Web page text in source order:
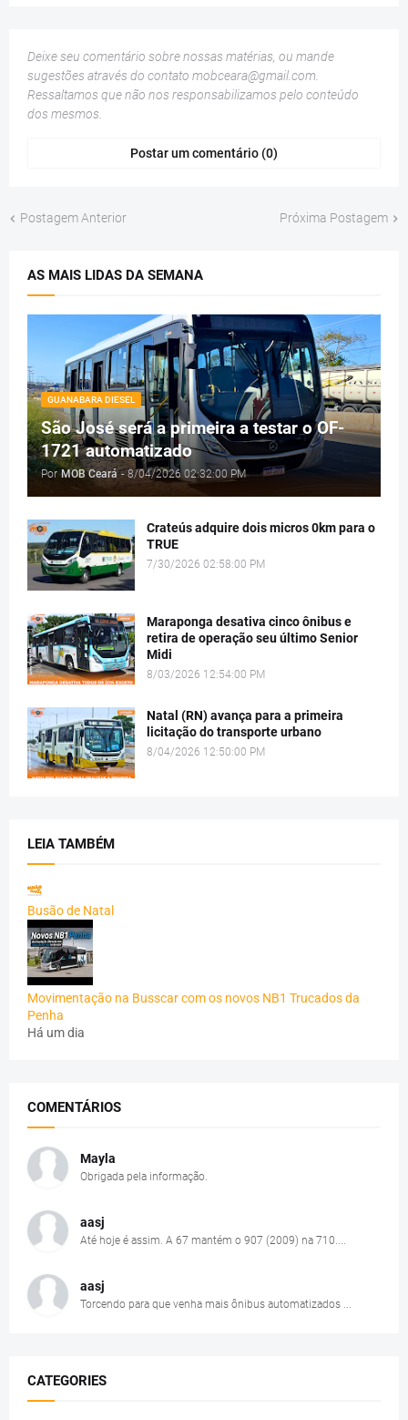
Deixe seu comentário sobre nossas matérias, ou mande
sugestões através do contato mobceara@gmail.com.
Ressaltamos que não nos responsabilizamos pelo conteúdo
dos mesmos.
Postar um comentário (0)
Postagem Anterior Próxima Postagem
AS MAIS LIDAS DA SEMANA
GUANABARA DIESEL
São José será a primeira a testar o OF-
1721 automatizado
Por MOB Ceará - 8/04/2026 02:32:00 PM
Crateús adquire dois micros 0km para o
TRUE
7/30/2026 02:58:00 PM
Maraponga desativa cinco ônibus e
retira de operação seu último Senior
Midi
8/03/2026 12:54:00 PM
Natal (RN) avança para a primeira
licitação do transporte urbano
8/04/2026 12:50:00 PM
LEIA TAMBÉM
Busão de Natal
Movimentação na Busscar com os novos NB1 Trucados da
Penha
Há um dia
COMENTÁRIOS
Mayla
Obrigada pela informação.
aasj
Até hoje é assim. A 67 mantém o 907 (2009) na 710....
aasj
Torcendo para que venha mais ônibus automatizados ...
CATEGORIES